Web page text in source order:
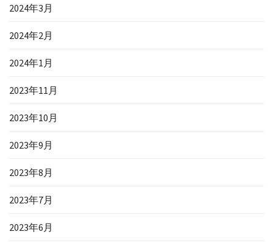
2024年3月
2024年2月
2024年1月
2023年11月
2023年10月
2023年9月
2023年8月
2023年7月
2023年6月